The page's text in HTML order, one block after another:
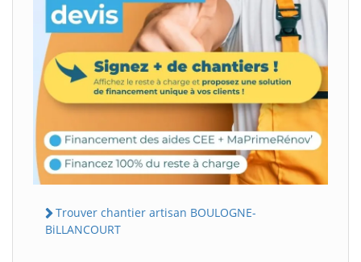
Trouver chantier artisan BOULOGNE-
BiLLANCOURT